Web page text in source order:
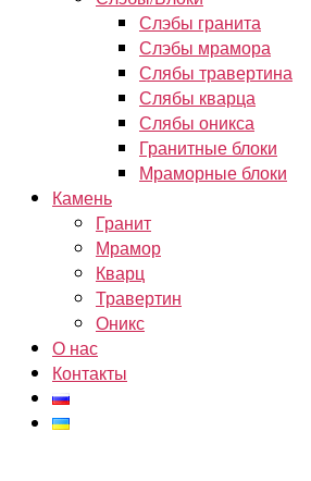
Слэбы гранита
Слэбы мрамора
Слябы травертина
Слябы кварца
Слябы оникса
Гранитные блоки
Мраморные блоки
Камень
Гранит
Мрамор
Кварц
Травертин
Оникс
О нас
Контакты